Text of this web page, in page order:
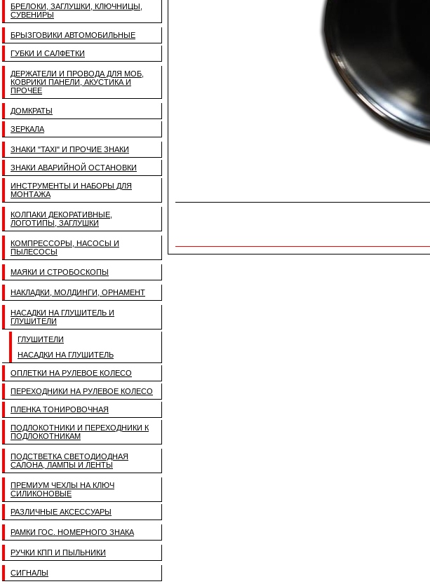
БРЕЛОКИ, ЗАГЛУШКИ, КЛЮЧНИЦЫ,
СУВЕНИРЫ
БРЫЗГОВИКИ АВТОМОБИЛЬНЫЕ
ГУБКИ И САЛФЕТКИ
ДЕРЖАТЕЛИ И ПРОВОДА ДЛЯ МОБ,
КОВРИКИ ПАНЕЛИ, АКУСТИКА И
ПРОЧЕЕ
ДОМКРАТЫ
ЗЕРКАЛА
ЗНАКИ "TAXI" И ПРОЧИЕ ЗНАКИ
ЗНАКИ АВАРИЙНОЙ ОСТАНОВКИ
ИНСТРУМЕНТЫ И НАБОРЫ ДЛЯ
МОНТАЖА
КОЛПАКИ ДЕКОРАТИВНЫЕ,
ЛОГОТИПЫ, ЗАГЛУШКИ
КОМПРЕССОРЫ, НАСОСЫ И
ПЫЛЕСОСЫ
МАЯКИ И СТРОБОСКОПЫ
НАКЛАДКИ, МОЛДИНГИ, ОРНАМЕНТ
НАСАДКИ НА ГЛУШИТЕЛЬ И
ГЛУШИТЕЛИ
ГЛУШИТЕЛИ
НАСАДКИ НА ГЛУШИТЕЛЬ
ОПЛЕТКИ НА РУЛЕВОЕ КОЛЕСО
ПЕРЕХОДНИКИ НА РУЛЕВОЕ КОЛЕСО
ПЛЕНКА ТОНИРОВОЧНАЯ
ПОДЛОКОТНИКИ И ПЕРЕХОДНИКИ К
ПОДЛОКОТНИКАМ
ПОДСТВЕТКА СВЕТОДИОДНАЯ
САЛОНА, ЛАМПЫ И ЛЕНТЫ
ПРЕМИУМ ЧЕХЛЫ НА КЛЮЧ
СИЛИКОНОВЫЕ
РАЗЛИЧНЫЕ АКСЕССУАРЫ
РАМКИ ГОС. НОМЕРНОГО ЗНАКА
РУЧКИ КПП И ПЫЛЬНИКИ
СИГНАЛЫ